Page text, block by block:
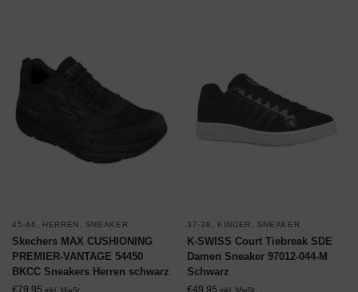
45-46 HERREN SNEAKER
Skechers MAX CUSHIONING
PREMIER-VANTAGE 54450
BKCC Sneakers Herren schwarz
€79,95 inkl. MwSt.
37-38 KINDER SNEAKER
K-SWISS Court Tiebreak SDE
Damen Sneaker 97012-044-M
Schwarz
€49,95 inkl. MwSt.